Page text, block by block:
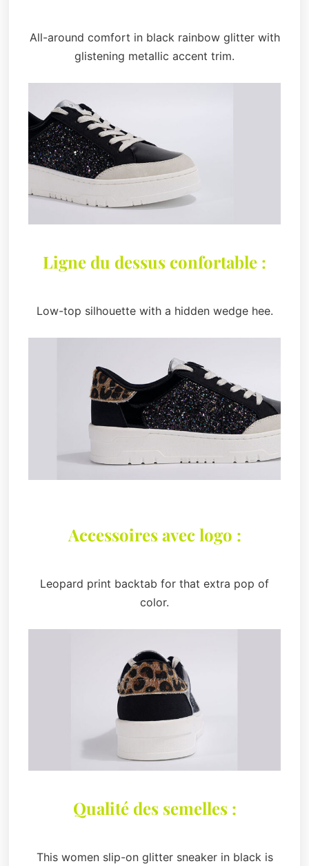
All-around comfort in black rainbow glitter with
glistening metallic accent trim.
Ligne du dessus confortable :
Low-top silhouette with a hidden wedge hee.
Accessoires avec logo :
Leopard print backtab for that extra pop of
color.
Qualité des semelles :
This women slip-on glitter sneaker in black is